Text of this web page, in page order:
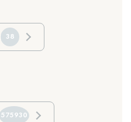
38
575930